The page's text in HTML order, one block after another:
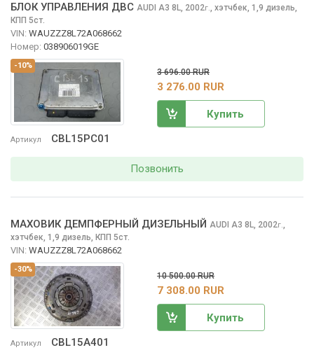
-10%
Артикул CBL15PC01
БЛОК УПРАВЛЕНИЯ ДВС AUDI A3 8L, 2002г., хэтчбек, 1,9 дизель,
КПП 5ст.
VIN: WAUZZZ8L72A068662
Номер: 038906019GE
3 696.00 RUR
3 276.00 RUR
Купить
Позвонить
-30%
Артикул CBL15A401
МАХОВИК ДЕМПФЕРНЫЙ ДИЗЕЛЬНЫЙ AUDI A3 8L, 2002г.,
хэтчбек, 1,9 дизель, КПП 5ст.
VIN: WAUZZZ8L72A068662
10 500.00 RUR
7 308.00 RUR
Купить